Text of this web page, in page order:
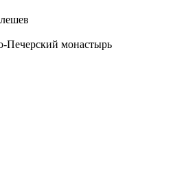
Печерский монастырь